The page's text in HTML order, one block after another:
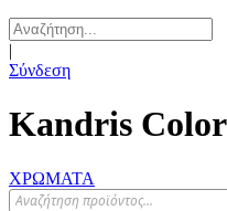
|
Σύνδεση
Kandris
ΧΡΩΜΑΤΑ